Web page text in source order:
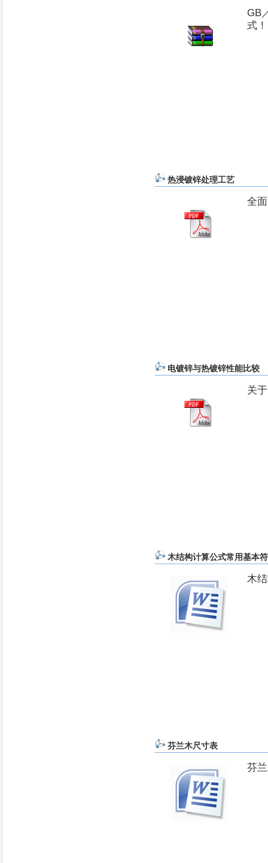
GB
式
热浸镀锌处理工艺
全
电镀锌与热镀锌性能比较
关
木结构计算公式常用基本
木
芬兰木尺寸表
芬